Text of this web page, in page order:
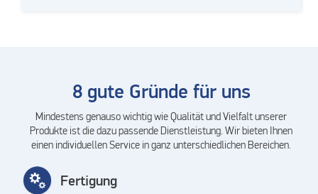
8 gute Gründe für uns
Mindestens genauso wichtig wie Qualität und Vielfalt unserer
Produkte ist die dazu passende Dienstleistung. Wir bieten Ihnen
einen individuellen Service in ganz unterschiedlichen Bereichen.
Fertigung